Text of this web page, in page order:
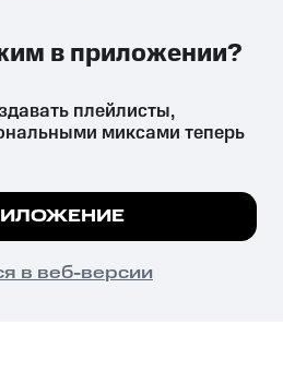
ПРИЛОЖЕНИЕ
причиняет вред здоровью,
и влечёт установленную
чтобы на сайте все
плейлисты,
миксами теперь
в веб-версии